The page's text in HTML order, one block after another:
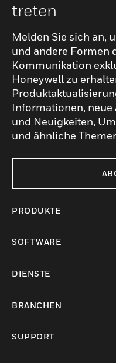
treten
Melden Sie sich an,
und andere Formen
Kommunikation
Honeywell zu
Informationen, neue
und Neuigkeiten,
und ähnliche
PRODUKTE
SOFTWARE
DIENSTE
BRANCHEN
SUPPORT